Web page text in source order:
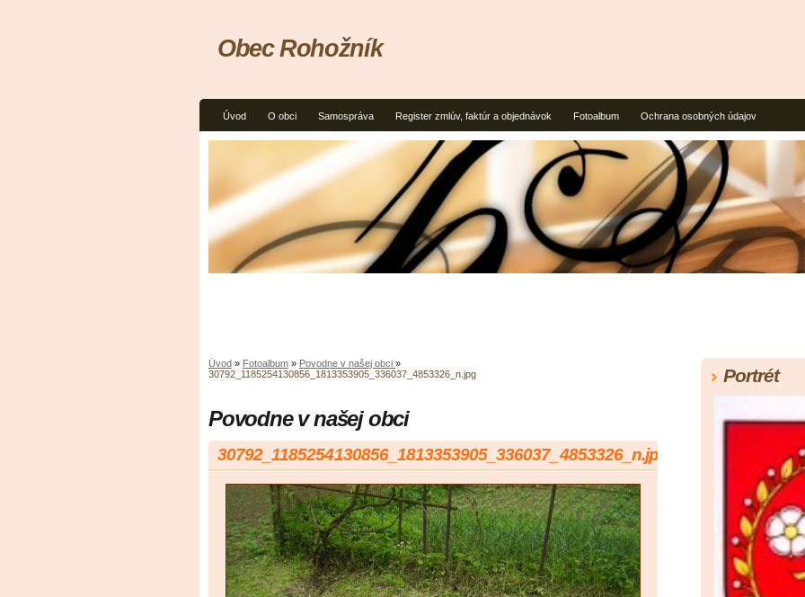
Úvod O obci Samospráva Register zmlúv, faktúr a objednávok Fotoalbum Ochrana osobných údajov
Obec Rohožník
Úvod » Fotoalbum » Povodne v našej obci »
30792_1185254130856_1813353905_336037_4853326_n.jpg
Povodne v našej obci
30792_1185254130856_1813353905_336037_4853326_n.jpg
Portrét